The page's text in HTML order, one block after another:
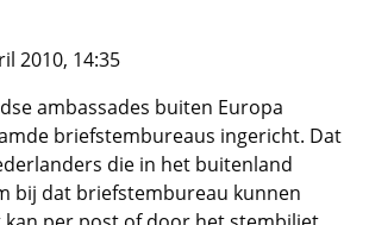
2010, 14:35
ambassades buiten Europa
briefstembureaus ingericht. Dat
die in het buitenland
bij dat briefstembureau kunnen